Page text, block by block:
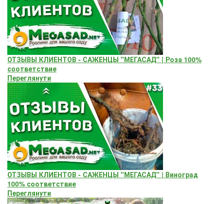
ОТЗЫВЫ КЛИЕНТОВ - САЖЕНЦЫ "МЕГАСАД" | Роза 100%
соответствие
Переглянути
ОТЗЫВЫ КЛИЕНТОВ - САЖЕНЦЫ "МЕГАСАД" | Виноград
100% соответствие
Переглянути